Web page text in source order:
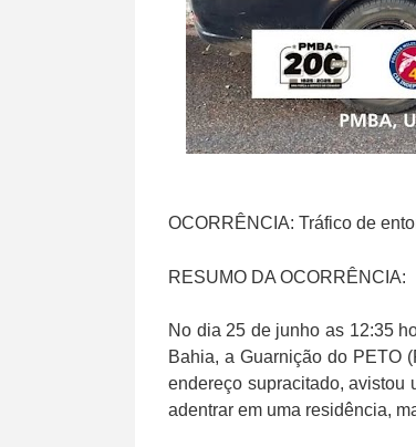
OCORRÊNCIA: Tráfico de
RESUMO DA OCORRÊNCIA:
No dia 25 de junho as 12:35
Bahia, a Guarnição do PETO
endereço supracitado, avistou
adentrar em uma residência,